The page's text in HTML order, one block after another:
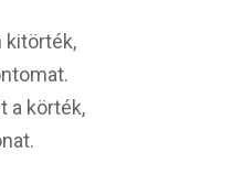
kitörték,
a körték,